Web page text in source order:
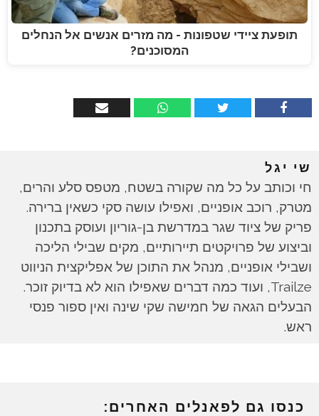
תופעת ציידי שטפונות - מה מזרים אנשים אל הנחלים
המסוכנים?
שי יגל
חי וכותב על כל מה שקורה בשטח, מטפס סלע והרים,
מטרק, רוכב אופניים, ואפילו עושה סקי כשאין ברירה.
פריק של ציוד שגר במדרשת בן-גוריון ועוסק בתכנון
וביצוע של פרויקטים תיירותיים, מקים שבילי הליכה
ושבילי אופניים, מנהל את התוכן של אפליקצית הניווט
Trailze, ועוד כמה דברים שאפילו הוא לא בדיוק זוכר.
הבעלים הגאה של חמישה שקי שינה ואין ספור פנסי
ראש.
כנסו גם לפאנלים האחרים: